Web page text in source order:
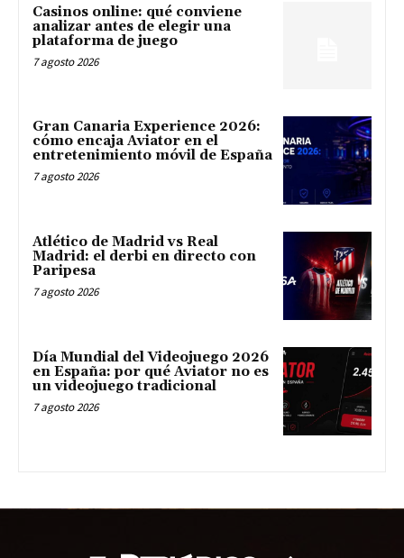
Casinos online: qué conviene
analizar antes de elegir una
plataforma de juego
7 agosto 2026
Gran Canaria Experience 2026:
cómo encaja Aviator en el
entretenimiento móvil de España
7 agosto 2026
Atlético de Madrid vs Real
Madrid: el derbi en directo con
Paripesa
7 agosto 2026
Día Mundial del Videojuego 2026
en España: por qué Aviator no es
un videojuego tradicional
7 agosto 2026